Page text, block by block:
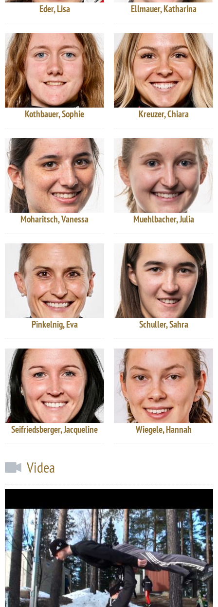
Eder, Lisa Ellmauer, Katharina
Kothbauer, Sophie Kreuzer, Chiara
Moharitsch, Vanessa Muehlbacher, Julia
Pinkelnig, Eva Schuller, Sahra
Seifriedsberger, Jacqueline Wiegele, Hannah
Videa